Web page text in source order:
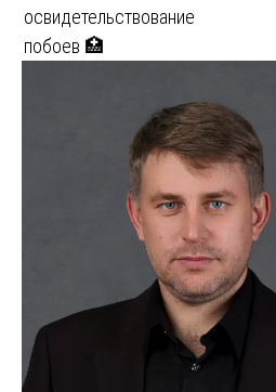
освидетельствование
побоев 🏥